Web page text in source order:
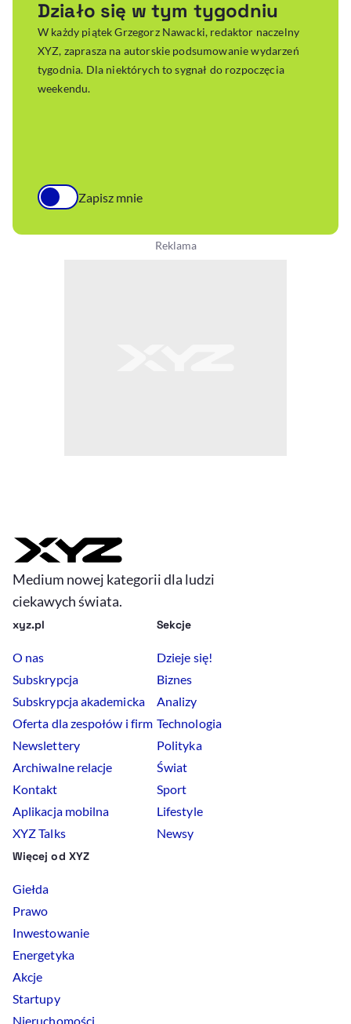
Medium nowej kategorii dla ludzi
ciekawych świata.
xyz.pl
O nas
Subskrypcja
Subskrypcja akademicka
Oferta dla zespołów i firm
Newslettery
Archiwalne relacje
Kontakt
Aplikacja mobilna
XYZ Talks
Sekcje
Dzieje się!
Biznes
Analizy
Technologia
Polityka
Świat
Sport
Lifestyle
Newsy
Więcej od XYZ
Giełda
Prawo
Inwestowanie
Energetyka
Akcje
Startupy
Nieruchomości